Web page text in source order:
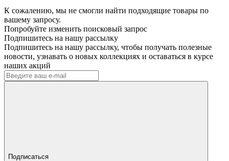
К сожалению, мы не смогли найти подходящие товары по
вашему запросу.
Попробуйте изменить поисковый запрос
Подпишитесь на нашу рассылку
Подпишитесь на нашу рассылку, чтобы получать полезные
новости, узнавать о новых коллекциях и оставаться в курсе
наших акций
Подписаться